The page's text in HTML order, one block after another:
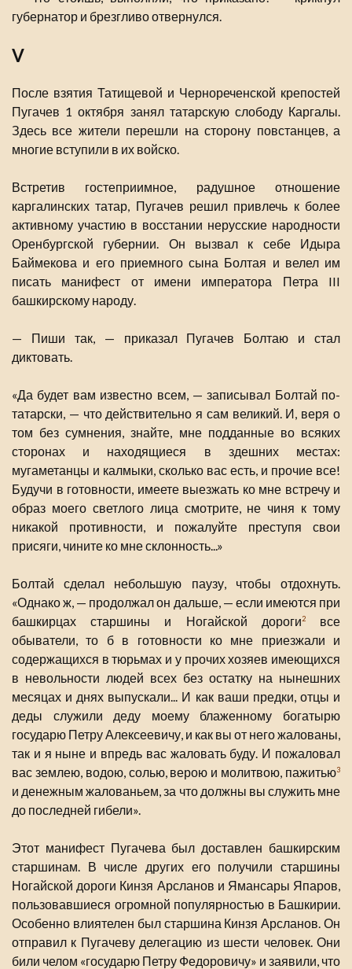
губернатор и брезгливо отвернулся.
V
После взятия Татищевой и Чернореченской крепостей
Пугачев 1 октября занял татарскую слободу Каргалы.
Здесь все жители перешли на сторону повстанцев, а
многие вступили в их войско.
Встретив гостеприимное, радушное отношение
каргалинских татар, Пугачев решил привлечь к более
активному участию в восстании нерусские народности
Оренбургской губернии. Он вызвал к себе Идыра
Баймекова и его приемного сына Болтая и велел им
писать манифест от имени императора Петра III
башкирскому народу.
— Пиши так, — приказал Пугачев Болтаю и стал
диктовать.
«Да будет вам известно всем, — записывал Болтай по-
татарски, — что действительно я сам великий. И, веря о
том без сумнения, знайте, мне подданные во всяких
сторонах и находящиеся в здешних местах:
мугаметанцы и калмыки, сколько вас есть, и прочие все!
Будучи в готовности, имеете выезжать ко мне встречу и
образ моего светлого лица смотрите, не чиня к тому
никакой противности, и пожалуйте преступя свои
присяги, чините ко мне склонность...»
Болтай сделал небольшую паузу, чтобы отдохнуть.
«Однако ж, — продолжал он дальше, — если имеются при
башкирцах старшины и Ногайской дороги2все
обыватели, то б в готовности ко мне приезжали и
содержащихся в тюрьмах и у прочих хозяев имеющихся
в невольности людей всех без остатку на нынешних
месяцах и днях выпускали... И как ваши предки, отцы и
деды служили деду моему блаженному богатырю
государю Петру Алексеевичу, и как вы от него жалованы,
так и я ныне и впредь вас жаловать буду. И пожаловал
вас землею, водою, солью, верою и молитвою, пажитью3
и денежным жалованьем, за что должны вы служить мне
до последней гибели».
Этот манифест Пугачева был доставлен башкирским
старшинам. В числе других его получили старшины
Ногайской дороги Кинзя Арсланов и Ямансары Япаров,
пользовавшиеся огромной популярностью в Башкирии.
Особенно влиятелен был старшина Кинзя Арсланов. Он
отправил к Пугачеву делегацию из шести человек. Они
били челом «государю Петру Федоровичу» и заявили, что